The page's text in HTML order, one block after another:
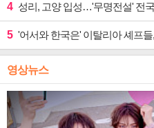
4 성리, 고양 입성…'무명전설' 전
5 '어서와 한국은' 이탈리아 셰프들,
영상뉴스